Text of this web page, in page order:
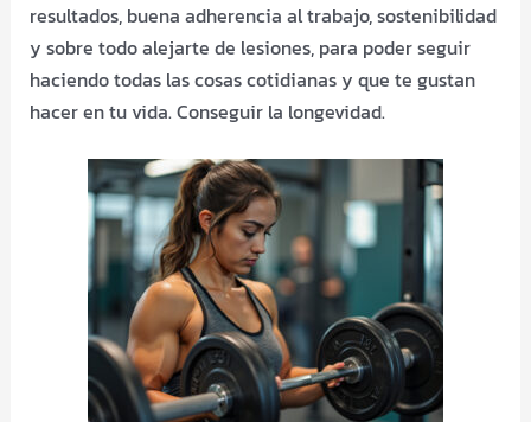
resultados, buena adherencia al trabajo, sostenibilidad
y sobre todo alejarte de lesiones, para poder seguir
haciendo todas las cosas cotidianas y que te gustan
hacer en tu vida. Conseguir la longevidad.